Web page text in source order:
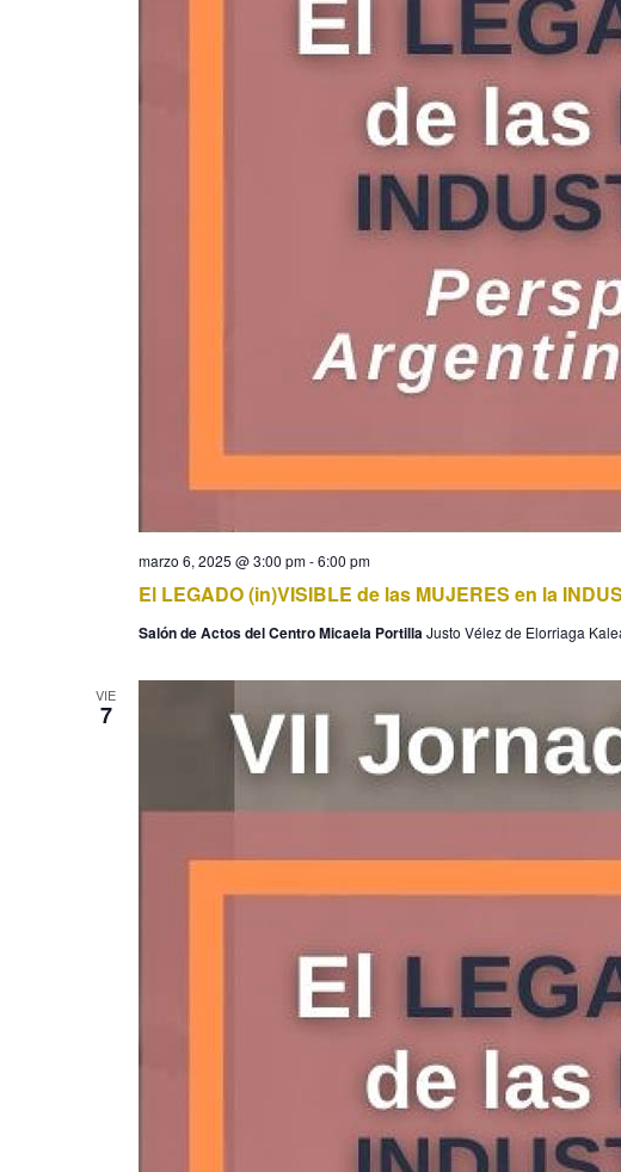
El LEGADO (in)VISIBLE de las MUJERES en la
marzo 6, 2025 @ 3:00 pm-6:00 pm
Salón de Actos del Centro Micaela PortillaJusto Vélez de Elorriaga
VIE
7